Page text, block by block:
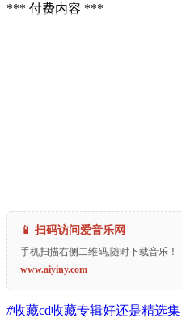
*** 付费内容 ***
📱 扫码访问爱音乐网
手机扫描右侧二维码,随时下载音乐！
www.aiyiny.com
#收藏cd收藏专辑好还是精选集